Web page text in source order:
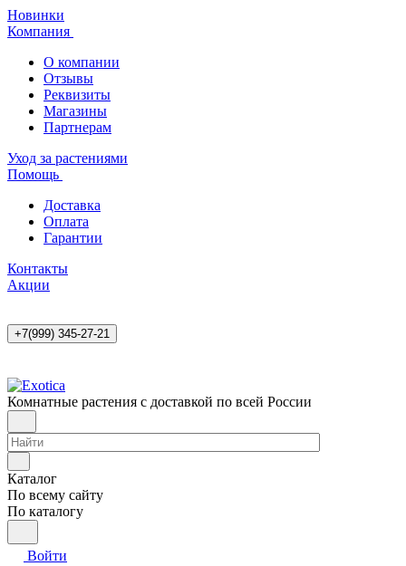
Новинки
Компания
О компании
Отзывы
Реквизиты
Магазины
Партнерам
Уход за растениями
Помощь
Доставка
Оплата
Гарантии
Контакты
Акции
+7(999) 345-27-21
Комнатные растения с доставкой по всей России
Каталог
По всему сайту
По каталогу
Войти